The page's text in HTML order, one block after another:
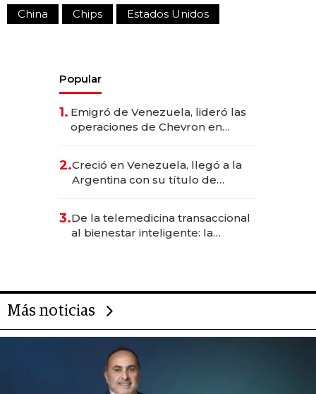
China Chips Estados Unidos
Popular
1. Emigró de Venezuela, lideró las
operaciones de Chevron en
2.Creció en Venezuela, llegó a la
Argentina con su título de
las marcas "fast premium"
3.De la telemedicina transaccional
al bienestar inteligente: la
Más noticias